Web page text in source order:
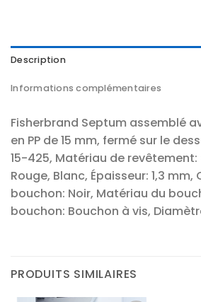
Description
Informations complémentaires
Fisherbrand Septum assemblé
en PP de 15 mm, fermé sur le
15-425, Matériau de revêtement:
Rouge, Blanc, Épaisseur: 1,3 mm,
bouchon: Noir, Matériau du
bouchon: Bouchon à vis,
PRODUITS SIMILAIRES